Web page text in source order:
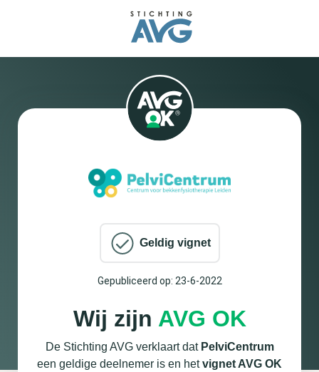
Geldig vignet
Gepubliceerd op: 23-6-2022
Wij zijn AVG OK
De Stichting AVG verklaart dat PelviCentrum
een geldige deelnemer is en hetvignet AVG OK